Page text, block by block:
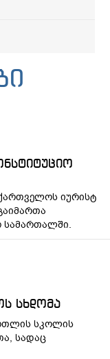
იურისტ
სამართალში.
სხდომა
სკოლის
სადაც